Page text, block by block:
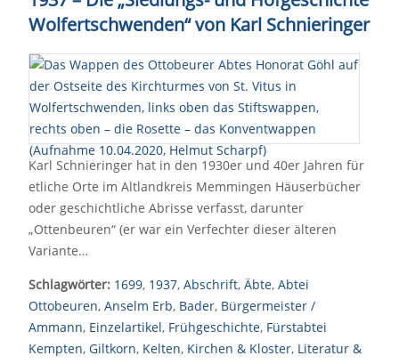
Wolfertschwenden“ von Karl Schnieringer
Karl Schnieringer hat in den 1930er und 40er Jahren für
etliche Orte im Altlandkreis Memmingen Häuserbücher
oder geschichtliche Abrisse verfasst, darunter
„Ottenbeuren“ (er war ein Verfechter dieser älteren
Variante…
Schlagwörter: 1699, 1937, Abschrift, Äbte, Abtei
Ottobeuren, Anselm Erb, Bader, Bürgermeister /
Ammann, Einzelartikel, Frühgeschichte, Fürstabtei
Kempten, Giltkorn, Kelten, Kirchen & Kloster, Literatur &